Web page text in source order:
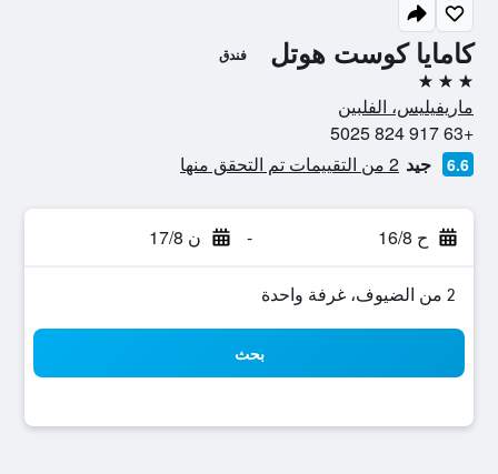
كامايا كوست هوتل فندق
3 نجوم
ماريفيليس، الفلبين
+63 917 824 5025
6.6 جيد 2 من التقييمات تم التحقق منها
ح 16/8 - ن 17/8
2 من الضيوف، غرفة واحدة
بحث